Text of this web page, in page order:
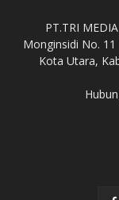
PT.TRI
Monginsidi No.
Kota Utara,